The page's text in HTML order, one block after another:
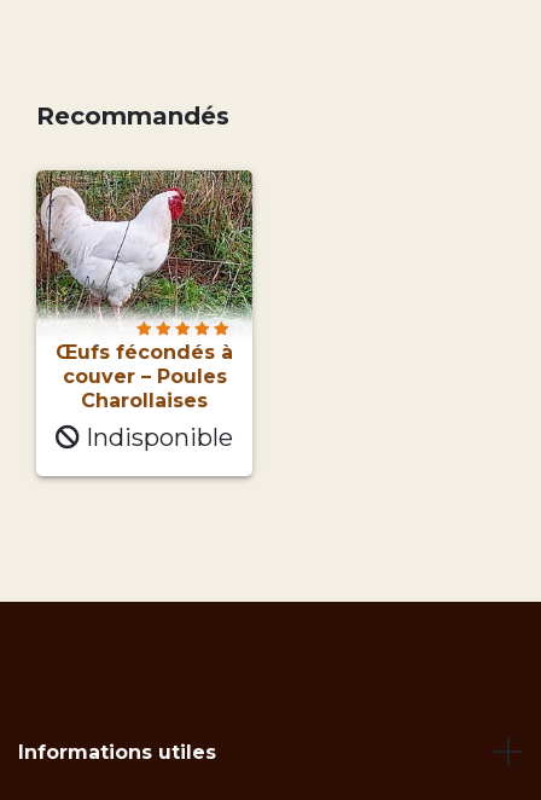
Recommandés
Œufs fécondés à
couver – Poules
Charollaises
Indisponible
Informations utiles